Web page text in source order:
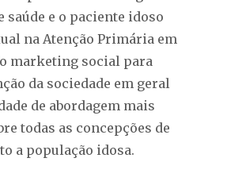
e o paciente idoso
na Atenção Primária em
marketing social para
da sociedade em geral
de abordagem mais
todas as concepções de
a população idosa.